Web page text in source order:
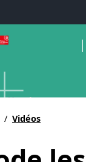
/ Vidéos